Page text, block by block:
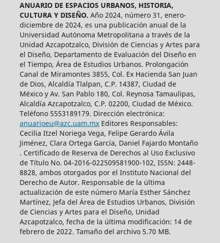
ANUARIO DE ESPACIOS URBANOS, HISTORIA,
CULTURA Y DISEÑO. Año 2024, número 31, enero-
diciembre de 2024, es una publicación anual de la
Universidad Autónoma Metropolitana a través de la
Unidad Azcapotzalco, División de Ciencias y Artes para
el Diseño, Departamento de Evaluación del Diseño en
el Tiempo, Área de Estudios Urbanos. Prolongación
Canal de Miramontes 3855, Col. Ex Hacienda San Juan
de Dios, Alcaldía Tlalpan, C.P. 14387, Ciudad de
México y Av. San Pablo 180, Col. Reynosa Tamaulipas,
Alcaldía Azcapotzalco, C.P. 02200, Ciudad de México.
Teléfono 5553189179. Dirección electrónica:
anuarioeu@azc.uam.mxEditores Responsables:
Cecilia Itzel Noriega Vega, Felipe Gerardo Ávila
Jiménez, Clara Ortega García, Daniel Fajardo Montaño
. Certificado de Reserva de Derechos al Uso Exclusivo
de Título No. 04-2016-022509581900-102, ISSN: 2448-
8828, ambos otorgados por el Instituto Nacional del
Derecho de Autor. Responsable de la última
actualización de este número María Esther Sánchez
Martínez, Jefa del Área de Estudios Urbanos, División
de Ciencias y Artes para el Diseño, Unidad
Azcapotzalco, fecha de la última modificación: 14 de
febrero de 2022. Tamaño del archivo 5.70 MB.